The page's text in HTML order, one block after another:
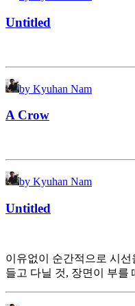
Untitled
by Kyuhan Nam
A Crow
by Kyuhan Nam
Untitled
이유없이 순간적으로 시
들고 다닐 것, 장면이 부를